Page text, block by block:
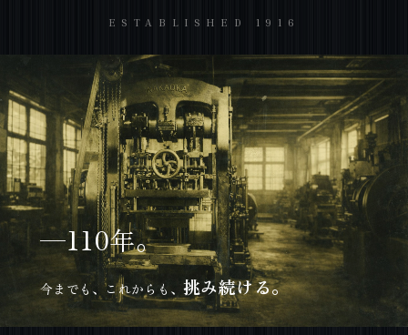
ESTABLISHED 1916
—110年。
今までも、これからも、挑み続ける。